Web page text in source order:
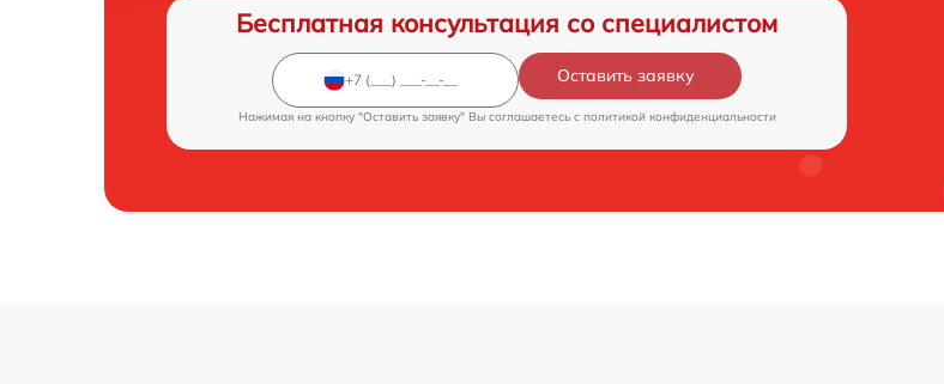
Бесплатная консультация со специалистом
Оставить заявку
Нажимая на кнопку "Оставить заявку" Вы соглашаетесь c политикой конфиденциальности